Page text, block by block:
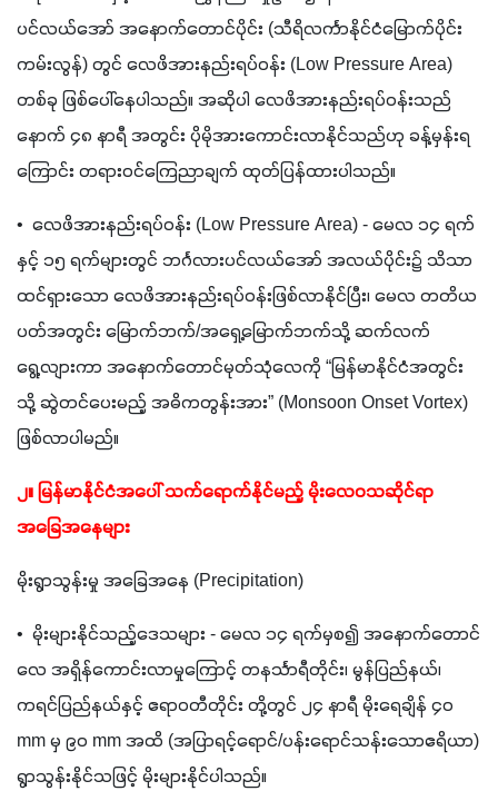
ပင်လယ်အော် အနောက်တောင်ပိုင်း (သီရိလင်္ကာနိုင်ငံမြောက်ပိုင်း
ကမ်းလွန်) တွင် လေဖိအားနည်းရပ်ဝန်း (Low Pressure Area)
တစ်ခု ဖြစ်ပေါ်နေပါသည်။ အဆိုပါ လေဖိအားနည်းရပ်ဝန်းသည်
နောက် ၄၈ နာရီ အတွင်း ပိုမိုအားကောင်းလာနိုင်သည်ဟု ခန့်မှန်းရ
ကြောင်း တရားဝင်ကြေညာချက် ထုတ်ပြန်ထားပါသည်။
•  လေဖိအားနည်းရပ်ဝန်း (Low Pressure Area) - မေလ ၁၄ ရက်
နှင့် ၁၅ ရက်များတွင် ဘင်္ဂလားပင်လယ်အော် အလယ်ပိုင်း၌ သိသာ
ထင်ရှားသော လေဖိအားနည်းရပ်ဝန်းဖြစ်လာနိုင်ပြီး၊ မေလ တတိယ
ပတ်အတွင်း မြောက်ဘက်/အရှေ့မြောက်ဘက်သို့ ဆက်လက်
ရွေ့လျားကာ အနောက်တောင်မုတ်သုံလေကို “မြန်မာနိုင်ငံအတွင်း
သို့ ဆွဲတင်ပေးမည့် အဓိကတွန်းအား” (Monsoon Onset Vortex)
ဖြစ်လာပါမည်။
၂။ မြန်မာနိုင်ငံအပေါ် သက်ရောက်နိုင်မည့် မိုးလေဝသဆိုင်ရာ
အခြေအနေများ
မိုးရွာသွန်းမှု အခြေအနေ (Precipitation)
•  မိုးများနိုင်သည့်ဒေသများ - မေလ ၁၄ ရက်မှစ၍ အနောက်တောင်
လေ အရှိန်ကောင်းလာမှုကြောင့် တနင်္သာရီတိုင်း၊ မွန်ပြည်နယ်၊
ကရင်ပြည်နယ်နှင့် ဧရာဝတီတိုင်း တို့တွင် ၂၄ နာရီ မိုးရေချိန် ၄၀
mm မှ ၉၀ mm အထိ (အပြာရင့်ရောင်/ပန်းရောင်သန်းသောဧရိယာ)
ရွာသွန်းနိုင်သဖြင့် မိုးများနိုင်ပါသည်။